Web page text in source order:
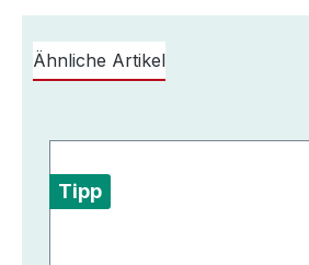
Ähnliche Artikel
Tipp